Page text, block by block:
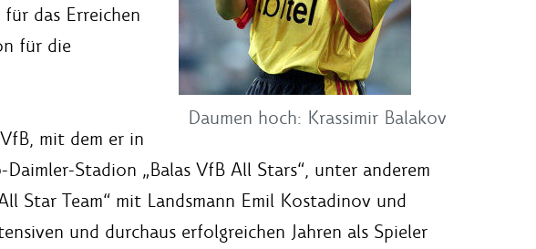
Daumen hoch: Krassimir Balakov
das Erreichen
für die
mit dem er in
Stadion „Balas VfB All Stars“, unter anderem
Star Team“ mit Landsmann Emil Kostadinov und
und durchaus erfolgreichen Jahren als Spieler